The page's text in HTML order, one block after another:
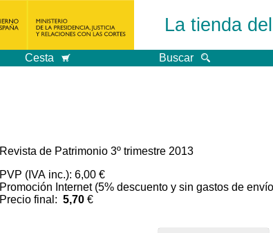
La tienda
Cesta Buscar
Revista de Patrimonio 3º trimestre 2013
PVP (IVA inc.): 6,00 €
Promoción Internet (5% descuento y sin gastos de
Precio final:5,70 €